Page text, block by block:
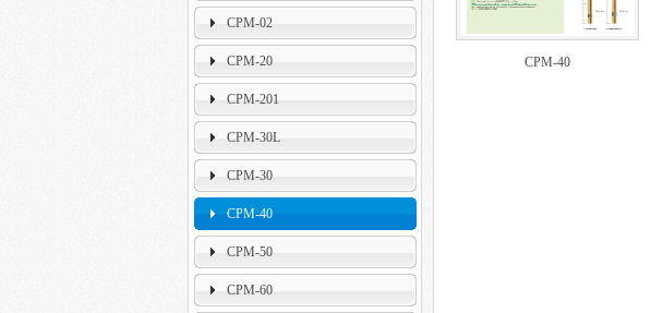
CPM-02
CPM-20
CPM-201
CPM-30L
CPM-30
CPM-40
CPM-50
CPM-60
CPM-40